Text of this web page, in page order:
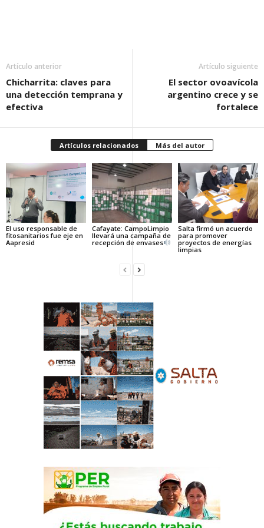
Artículo anterior
Chicharrita: claves para
una detección temprana y
efectiva
Artículo siguiente
El sector ovoavícola
argentino crece y se
fortalece
Artículos relacionados Más del autor
El uso responsable de
fitosanitarios fue eje en
Aapresid
Cafayate: CampoLimpio
llevará una campaña de
recepción de envases
Salta firmó un acuerdo
para promover
proyectos de energías
limpias